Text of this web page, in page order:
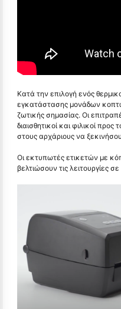
Κατά την επιλογή ενός
εγκατάστασης μονάδων
ζωτικής σημασίας. Οι
διαισθητικοί και φιλικοί
στους αρχάριους να
Οι εκτυπωτές ετικετών με
βελτιώσουν τις λειτουργίες